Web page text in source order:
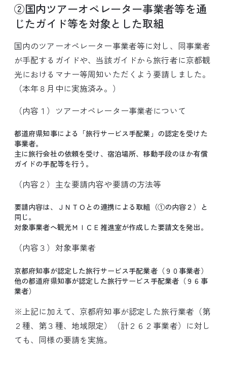
②国内ツアーオペレーター事業者等を通
じたガイド等を対象とした取組
国内のツアーオペレーター事業者等に対し、同事業者
が手配するガイドや、当該ガイドから旅行者に京都観
光におけるマナー等周知いただくよう要請しました。
（本年８月中に実施済み。）
（内容１）ツアーオペレーター事業者について
都道府県知事による「旅行サービス手配業」の認定を受けた
事業者。
主に旅行会社の依頼を受け、宿泊場所、移動手段のほか有償
ガイドの手配等を行う。
（内容２）主な要請内容や要請の方法等
要請内容は、ＪＮＴＯとの連携による取組（①の内容２）と
同じ。
対象事業者へ観光ＭＩＣＥ推進室が作成した要請文を発出。
（内容３）対象事業者
京都府知事が認定した旅行サービス手配業者（９０事業者）
他の都道府県知事が認定した旅行サービス手配業者（９６事
業者）
※上記に加えて、京都府知事が認定した旅行業者（第
２種、第３種、地域限定）（計２６２事業者）に対し
ても、同様の要請を実施。